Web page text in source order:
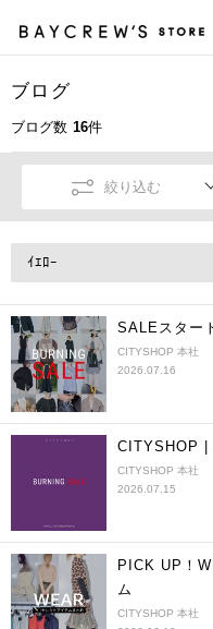
ブログ
ブログ数 16件
絞り込む
ｲｴﾛｰ
SALEスター
CITYSHOP 本社
2026.07.16
CITYSHOP |
CITYSHOP 本社
2026.07.15
PICK UP！
ム
CITYSHOP 本社